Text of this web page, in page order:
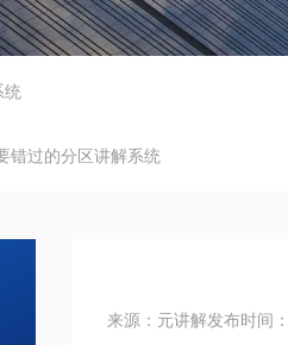
统
错过的分区讲解系统
来源：元讲解发布时间